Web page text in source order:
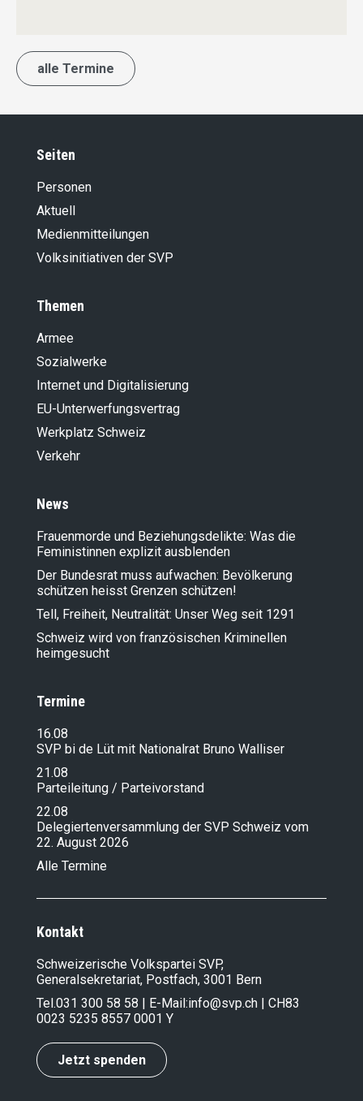
alle Termine
Seiten
Personen
Aktuell
Medienmitteilungen
Volksinitiativen der SVP
Themen
Armee
Sozialwerke
Internet und Digitalisierung
EU-Unterwerfungsvertrag
Werkplatz Schweiz
Verkehr
News
Frauenmorde und Beziehungsdelikte: Was die
Feministinnen explizit ausblenden
Der Bundesrat muss aufwachen: Bevölkerung
schützen heisst Grenzen schützen!
Tell, Freiheit, Neutralität: Unser Weg seit 1291
Schweiz wird von französischen Kriminellen
heimgesucht
Termine
16.08
SVP bi de Lüt mit Nationalrat Bruno Walliser
21.08
Parteileitung / Parteivorstand
22.08
Delegiertenversammlung der SVP Schweiz vom
22. August 2026
Alle Termine
Kontakt
Schweizerische Volkspartei SVP,
Generalsekretariat, Postfach, 3001 Bern
Tel.031 300 58 58 | E-Mail:info@svp.ch | CH83
0023 5235 8557 0001 Y
Jetzt spenden